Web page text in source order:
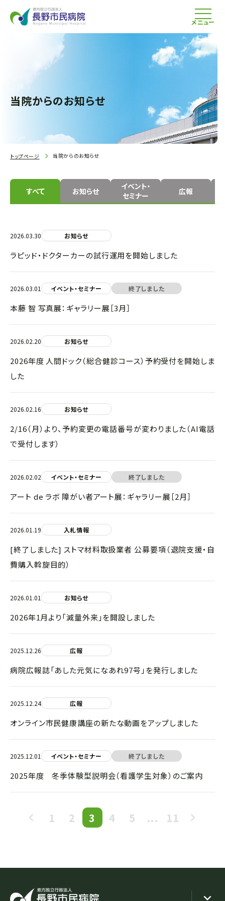
メニュー
当院からのお知らせ
トップページ 当院からのお知らせ
すべて お知らせ
イベント・
セミナー
広報
2026.03.30 お知らせ
ラピッド・ドクターカーの試行運用を開始しました
2026.03.01 イベント・セミナー 終了しました
本藤 智 写真展：ギャラリー展［3月］
2026.02.20 お知らせ
2026年度 人間ドック（総合健診コース）予約受付を開始しま
した
2026.02.16 お知らせ
2/16（月）より、予約変更の電話番号が変わりました（AI電話
で受付します）
2026.02.02 イベント・セミナー 終了しました
アート de ラボ 障がい者アート展：ギャラリー展［2月］
2026.01.19 入札情報
[終了しました] ストマ材料取扱業者 公募要項（退院支援・自
費購入斡旋目的）
2026.01.01 お知らせ
2026年1月より「減量外来」を開設しました
2025.12.26 広報
病院広報誌「あした元気になあれ97号」を発行しました
2025.12.24 広報
オンライン市民健康講座の新たな動画をアップしました
2025.12.01 イベント・セミナー 終了しました
2025年度 冬季体験型説明会（看護学生対象）のご案内
1 2 3 4 5 ... 11